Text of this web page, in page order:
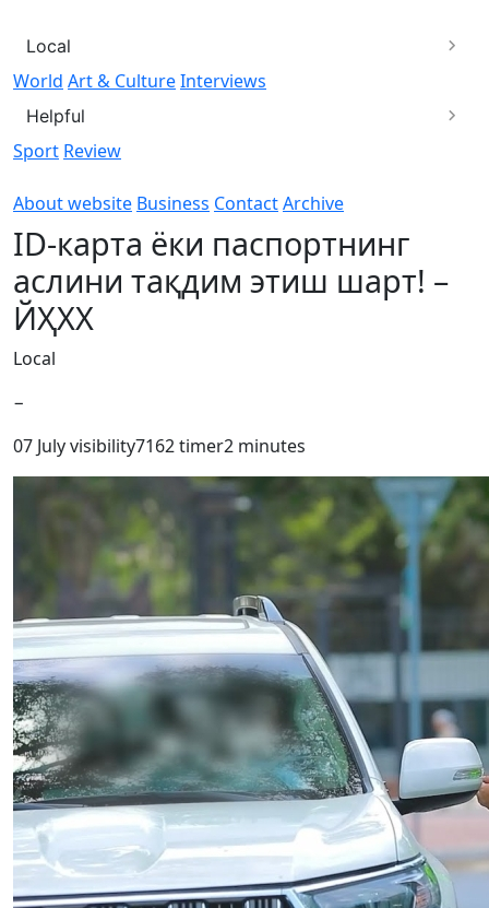
Local
World Art & CultureInterviews
Helpful
Sport Review
About website Business ContactArchive
ID-карта ёки паспортнинг
аслини тақдим этиш шарт! –
ЙҲХХ
Local
−
07 Julyvisibility7162timer2 minutes